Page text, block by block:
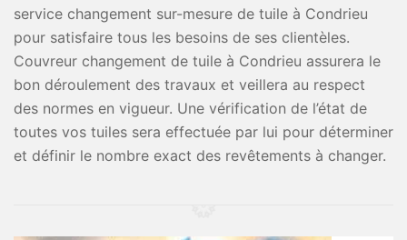
service changement sur-mesure de tuile à Condrieu
pour satisfaire tous les besoins de ses clientèles.
Couvreur changement de tuile à Condrieu assurera le
bon déroulement des travaux et veillera au respect
des normes en vigueur. Une vérification de l’état de
toutes vos tuiles sera effectuée par lui pour déterminer
et définir le nombre exact des revêtements à changer.